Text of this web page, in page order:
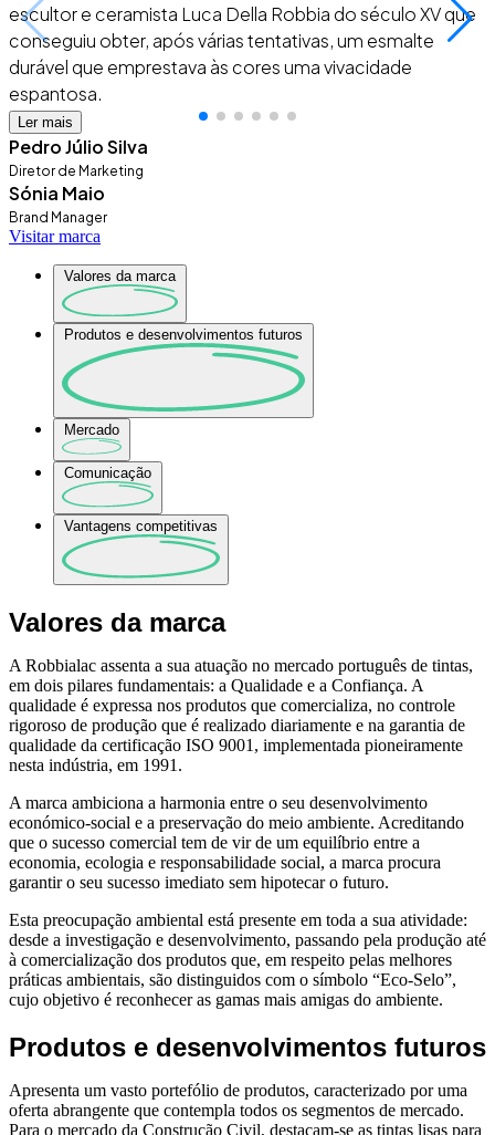
escultor e ceramista Luca Della Robbia do século XV que
conseguiu obter, após várias tentativas, um esmalte
durável que emprestava às cores uma vivacidade
espantosa.
Ler mais
Pedro Júlio Silva
Diretor de Marketing
Sónia Maio
Brand Manager
Visitar marca
Valores da marca
Produtos e desenvolvimentos futuros
Mercado
Comunicação
Vantagens competitivas
Valores da marca
A Robbialac assenta a sua atuação no mercado português de tintas,
em dois pilares fundamentais: a Qualidade e a Confiança. A
qualidade é expressa nos produtos que comercializa, no controle
rigoroso de produção que é realizado diariamente e na garantia de
qualidade da certificação ISO 9001, implementada pioneiramente
nesta indústria, em 1991.
A marca ambiciona a harmonia entre o seu desenvolvimento
económico-social e a preservação do meio ambiente. Acreditando
que o sucesso comercial tem de vir de um equilíbrio entre a
economia, ecologia e responsabilidade social, a marca procura
garantir o seu sucesso imediato sem hipotecar o futuro.
Esta preocupação ambiental está presente em toda a sua atividade:
desde a investigação e desenvolvimento, passando pela produção até
à comercialização dos produtos que, em respeito pelas melhores
práticas ambientais, são distinguidos com o símbolo “Eco-Selo”,
cujo objetivo é reconhecer as gamas mais amigas do ambiente.
Produtos e desenvolvimentos futuros
Apresenta um vasto portefólio de produtos, caracterizado por uma
oferta abrangente que contempla todos os segmentos de mercado.
Para o mercado da Construção Civil, destacam-se as tintas lisas para